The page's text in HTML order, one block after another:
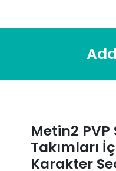
Metin2 PVP
Takımları
Karakter